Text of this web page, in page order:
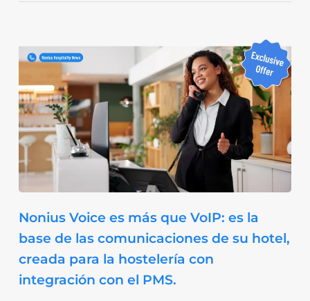
Nonius Voice es más que VoIP: es la
base de las comunicaciones de su hotel,
creada para la hostelería con
integración con el PMS.